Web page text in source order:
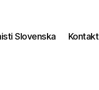
Slovenska Kontakt